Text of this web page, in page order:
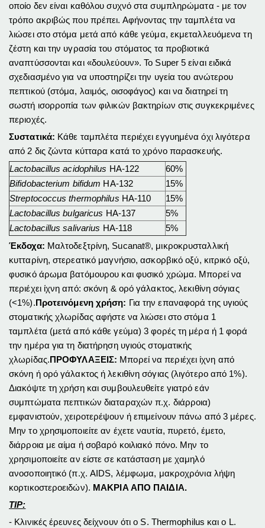
οποίο δεν είναι καθόλου συχνό στα συμπληρώματα - με τον
τρόπο ακριβώς που πρέπει. Αφήνοντας την ταμπλέτα να
λιώσει στο στόμα μετά από κάθε γεύμα, εκμεταλλευόμενα τη
ζέστη και την υγρασία του στόματος τα προβιοτικά
αναπτύσσονται και «δουλεύουν». Το Super 5 είναι ειδικά
σχεδιασμένο για να υποστηρίζει την υγεία του ανώτερου
πεπτικού (στόμα, λαιμός, οισοφάγος) και να διατηρεί τη
σωστή ισορροπία των φιλικών βακτηρίων στις συγκεκριμένες
περιοχές.
Συστατικά: Κάθε ταμπλέτα περιέχει εγγυημένα όχι λιγότερα
από 2 δις ζώντα κύτταρα κατά το χρόνο παρασκευής.
Lactobacillus acidophilus HA-122
60%
Bifidobacterium bifidum HA-132
15%
Streptococcus thermophilus HA-110
15%
Lactobacillus bulgaricus HA-137
5%
Lactobacillus salivarius HA-118
5%
Έκδοχα: Μαλτοδεξτρίνη, Sucanat®, μικροκρυσταλλική
κυτταρίνη, στερεατικό μαγνήσιο, ασκορβικό οξύ, κιτρικό οξύ,
φυσικό άρωμα βατόμουρου και φυσικό χρώμα. Μπορεί να
περιέχει ίχνη από: σκόνη & ορό γάλακτος, λεκιθίνη σόγιας
(<1%).Προτεινόμενη χρήση: Για την επαναφορά της υγιούς
στοματικής χλωρίδας αφήστε να λιώσει στο στόμα 1
ταμπλέτα (μετά από κάθε γεύμα) 3 φορές τη μέρα ή 1 φορά
την ημέρα για τη διατήρηση υγιούς στοματικής
χλωρίδας.ΠΡΟΦΥΛΑΞΕΙΣ: Μπορεί να περιέχει ίχνη από
σκόνη ή ορό γάλακτος ή λεκιθίνη σόγιας (λιγότερο από 1%).
Διακόψτε τη χρήση και συμβουλευθείτε γιατρό εάν
συμπτώματα πεπτικών διαταραχών π.χ. διάρροια)
εμφανιστούν, χειροτερέψουν ή επιμείνουν πάνω από 3 μέρες.
Μην το χρησιμοποιείτε αν έχετε ναυτία, πυρετό, έμετο,
διάρροια με αίμα ή σοβαρό κοιλιακό πόνο. Μην το
χρησιμοποιείτε αν είστε σε κατάσταση με χαμηλό
ανοσοποιητικό (π.χ. AIDS, λέμφωμα, μακροχρόνια λήψη
κορτικοστεροειδών). ΜΑΚΡΙΑ ΑΠΟ ΠΑΙΔΙΑ.
TIP:
- Κλινικές έρευνες δείχνουν ότι ο S. Thermophilus και ο L.